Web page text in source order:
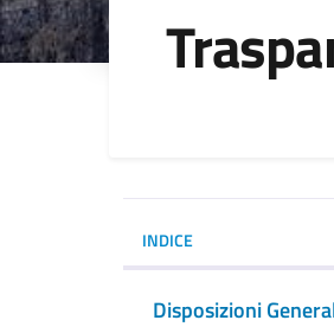
INDICE
Disposizioni